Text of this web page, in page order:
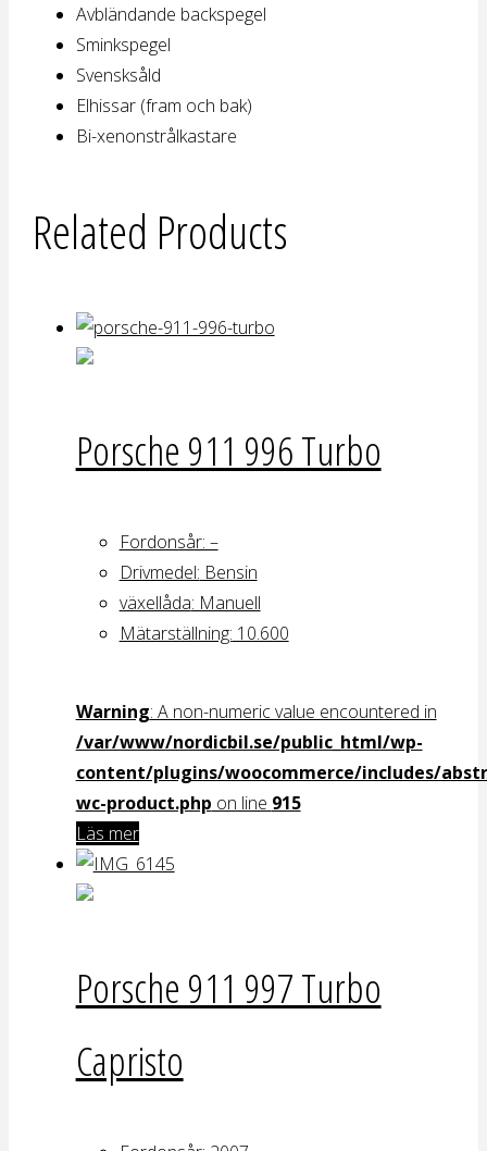
Avbländande backspegel
Sminkspegel
Svensksåld
Elhissar (fram och bak)
Bi-xenonstrålkastare
Related Products
Porsche 911 996 Turbo
Fordonsår: –
Drivmedel: Bensin
växellåda: Manuell
Mätarställning: 10.600
Warning: A non-numeric value encountered in
/var/www/nordicbil.se/public_html/wp-
content/plugins/woocommerce/includes/
wc-product.php on line 915
Läs mer
Porsche 911 997 Turbo
Capristo